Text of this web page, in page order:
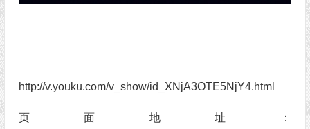
http://v.youku.com/v_show/id_XNjA3OTE5NjY4.html
页面地址：